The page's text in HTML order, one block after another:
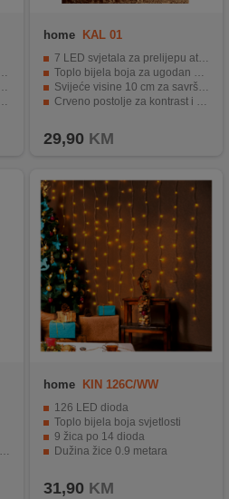
home KAL 01
7 LED svjetala za prelijepu atmosferu.
Toplo bijela boja za ugodan osjećaj.
Svijeće visine 10 cm za savršen izgled.
Crveno postolje za kontrast i stil.
29,90 KM
home KIN 126C/WW
126 LED dioda
Toplo bijela boja svjetlosti
9 žica po 14 dioda
Dužina žice 0.9 metara
31,90 KM